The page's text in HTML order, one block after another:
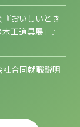
おいしいとき
工道具展」』
合同就職説明